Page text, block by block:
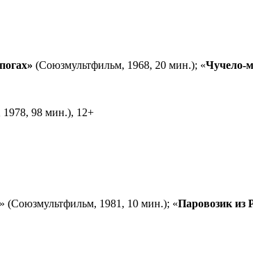
(Союзмультфильм, 1968, 20 мин.); «Чучело-
98 мин.), 12+
» (Союзмультфильм, 1981, 10 мин.); «Паровозик из